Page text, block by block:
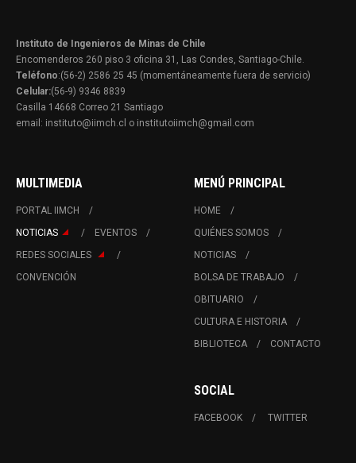
Instituto de Ingenieros de Minas de Chile
Encomenderos 260 piso 3 oficina 31, Las Condes, Santiago-Chile.
Teléfono:(56-2) 2586 25 45 (momentáneamente fuera de servicio)
Celular:(56-9) 9346 8839
Casilla 14668 Correo 21 Santiago
email: instituto@iimch.cl o institutoiimch@gmail.com
MULTIMEDIA
PORTAL IIMCH
NOTICIAS
EVENTOS
REDES SOCIALES
CONVENCIÓN
MENÚ PRINCIPAL
HOME
QUIÉNES SOMOS
NOTICIAS
BOLSA DE TRABAJO
OBITUARIO
CULTURA E HISTORIA
BIBLIOTECA
CONTACTO
SOCIAL
FACEBOOK TWITTER